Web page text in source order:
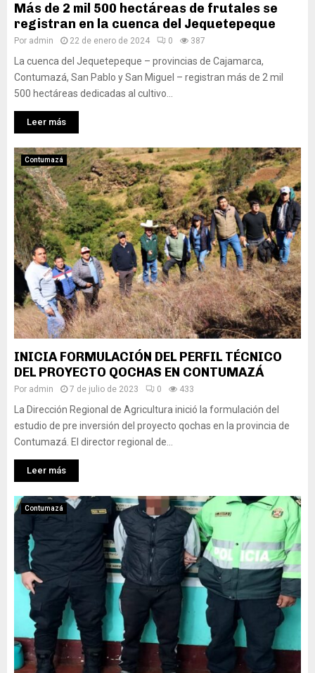
Más de 2 mil 500 hectáreas de frutales se
registran en la cuenca del Jequetepeque
Por admin 22 de enero de 2024 0 387
La cuenca del Jequetepeque – provincias de Cajamarca,
Contumazá, San Pablo y San Miguel – registran más de 2 mil
500 hectáreas dedicadas al cultivo...
Leer más
Contumazá
INICIA FORMULACIÓN DEL PERFIL TÉCNICO
DEL PROYECTO QOCHAS EN CONTUMAZÁ
Por admin 7 de julio de 2023 0 433
La Dirección Regional de Agricultura inició la formulación del
estudio de pre inversión del proyecto qochas en la provincia de
Contumazá. El director regional de...
Leer más
Contumazá